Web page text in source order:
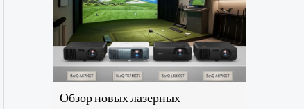
Обзор новых лазерных